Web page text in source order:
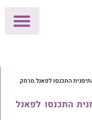
התימנית התכנסו לפאנל מרתק
התכנסו לפאנל